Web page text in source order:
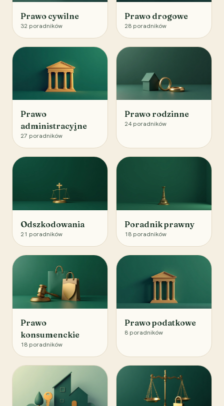
Prawo cywilne
32 poradników
Prawo drogowe
28 poradników
Prawo
administracyjne
27 poradników
Prawo rodzinne
24 poradników
Odszkodowania
21 poradników
Poradnik prawny
18 poradników
Prawo
konsumenckie
18 poradników
Prawo podatkowe
8 poradników